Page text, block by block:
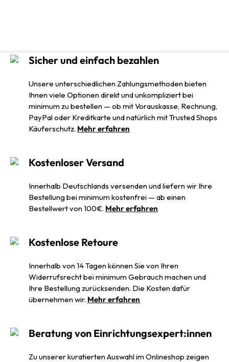
Sicher und einfach bezahlen
Unsere unterschiedlichen Zahlungsmethoden bieten
Ihnen viele Optionen direkt und unkompliziert bei
minimum zu bestellen — ob mit Vorauskasse, Rechnung,
PayPal oder Kreditkarte und natürlich mit Trusted Shops
Käuferschutz. Mehr erfahren
Kostenloser Versand
Innerhalb Deutschlands versenden und liefern wir Ihre
Bestellung bei minimum kostenfrei — ab einen
Bestellwert von 100€. Mehr erfahren
Kostenlose Retoure
Innerhalb von 14 Tagen können Sie von Ihren
Widerrufsrecht bei minimum Gebrauch machen und
Ihre Bestellung zurücksenden. Die Kosten dafür
übernehmen wir. Mehr erfahren
Beratung von Einrichtungsexpert:innen
Zu unserer kuratierten Auswahl im Onlineshop zeigen